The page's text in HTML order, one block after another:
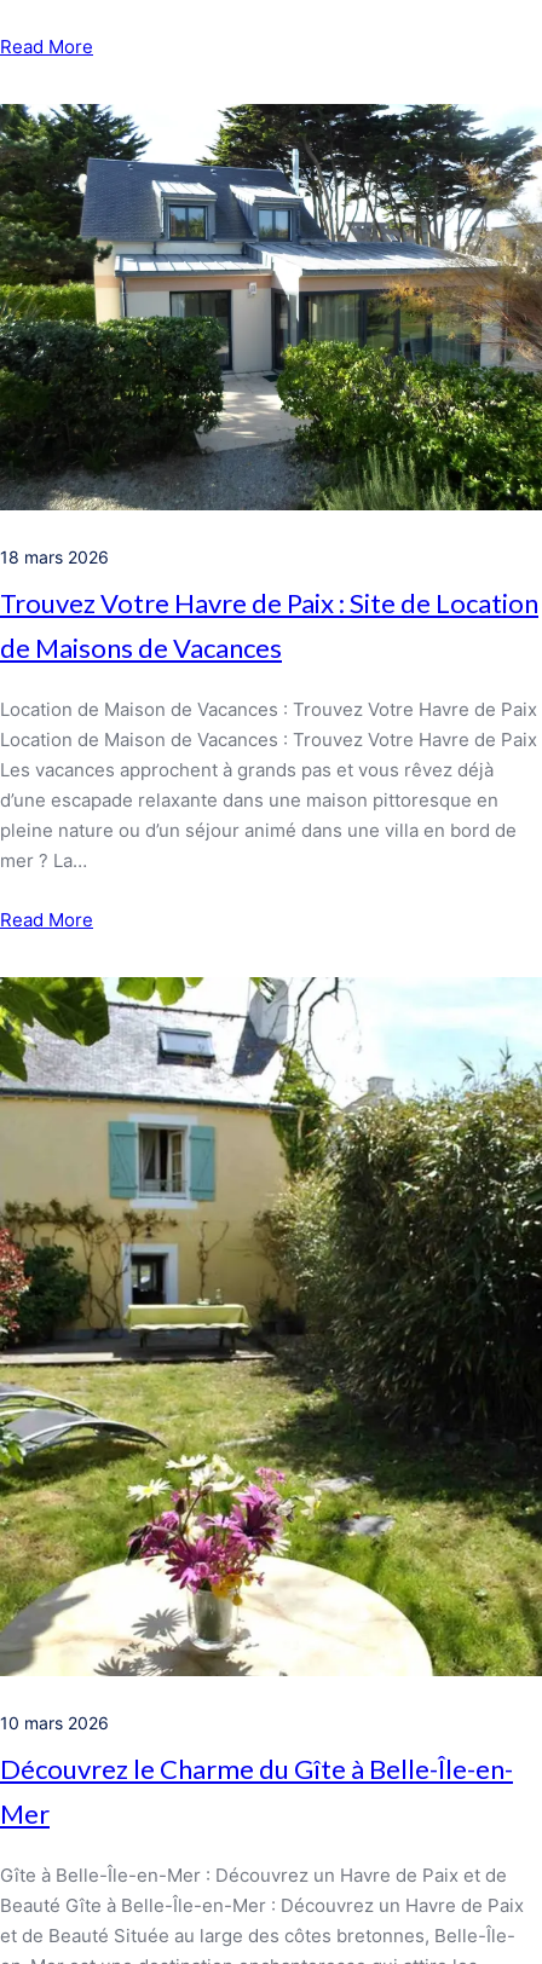
Read More
18 mars 2026
Trouvez Votre Havre de Paix : Site de Location
de Maisons de Vacances
Location de Maison de Vacances : Trouvez Votre Havre de Paix
Location de Maison de Vacances : Trouvez Votre Havre de Paix
Les vacances approchent à grands pas et vous rêvez déjà
d’une escapade relaxante dans une maison pittoresque en
pleine nature ou d’un séjour animé dans une villa en bord de
mer ? La…
Read More
10 mars 2026
Découvrez le Charme du Gîte à Belle-Île-en-
Mer
Gîte à Belle-Île-en-Mer : Découvrez un Havre de Paix et de
Beauté Gîte à Belle-Île-en-Mer : Découvrez un Havre de Paix
et de Beauté Située au large des côtes bretonnes, Belle-Île-